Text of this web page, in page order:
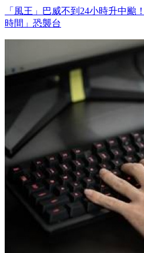
「風王」巴威不到24小時升中颱
時間」恐襲台